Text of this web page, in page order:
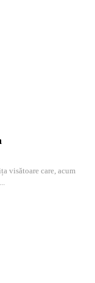
visătoare care, acum